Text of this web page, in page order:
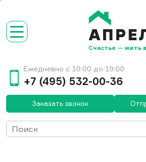
Счастье — жить
Ежедневно с 10:00 до 19:00
+7 (495) 532-00-36
Заказать звонок